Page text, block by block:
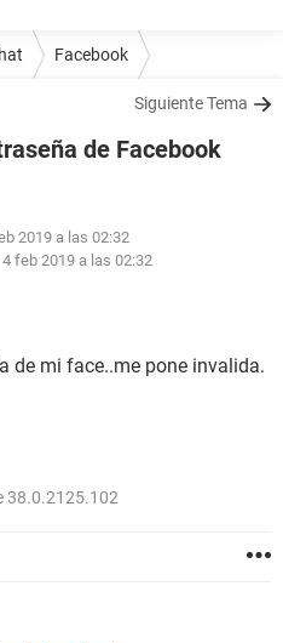
Facebook
Siguiente Tema
de Facebook
2019 a las 02:32
4 feb 2019 a las 02:32
de mi face..me pone invalida.
38.0.2125.102